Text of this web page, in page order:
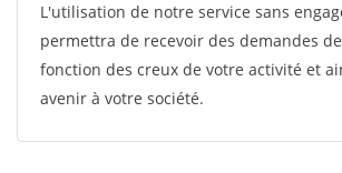
L'utilisation de notre service sans
permettra de recevoir des demandes
fonction des creux de votre activité et
avenir à votre société.